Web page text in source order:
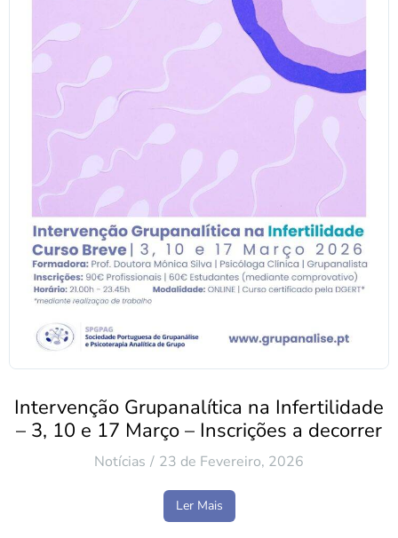
Intervenção Grupanalítica na Infertilidade
– 3, 10 e 17 Março – Inscrições a decorrer
Notícias 23 de Fevereiro, 2026
Ler Mais